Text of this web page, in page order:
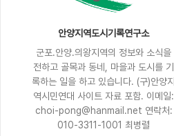
안양지역도시기록연구소
군포.안양.의왕지역의 정보와 소식을
전하고 골목과 동네, 마을과 도시를 기
록하는 일을 하고 있습니다. (구)안양지
역시민연대 사이트 자료 포함. 이메일:
choi-pong@hanmail.net 연락처:
010-3311-1001 최병렬